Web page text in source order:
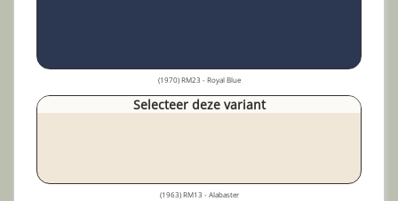
(1970) RM23 - Royal Blue
Selecteer deze variant
(1963) RM13 - Alabaster